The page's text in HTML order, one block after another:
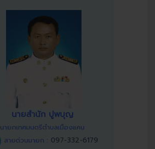
นายสำนัก ปูพบุญ
นายกเทศมนตรีตำบลเมืองแคน
สายด่วนนายก : 097-332-6179